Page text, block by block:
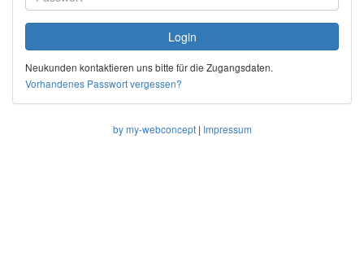
Neukunden kontaktieren uns bitte für die Zugangsdaten.
Vorhandenes Passwort vergessen?
by my-webconcept| Impressum